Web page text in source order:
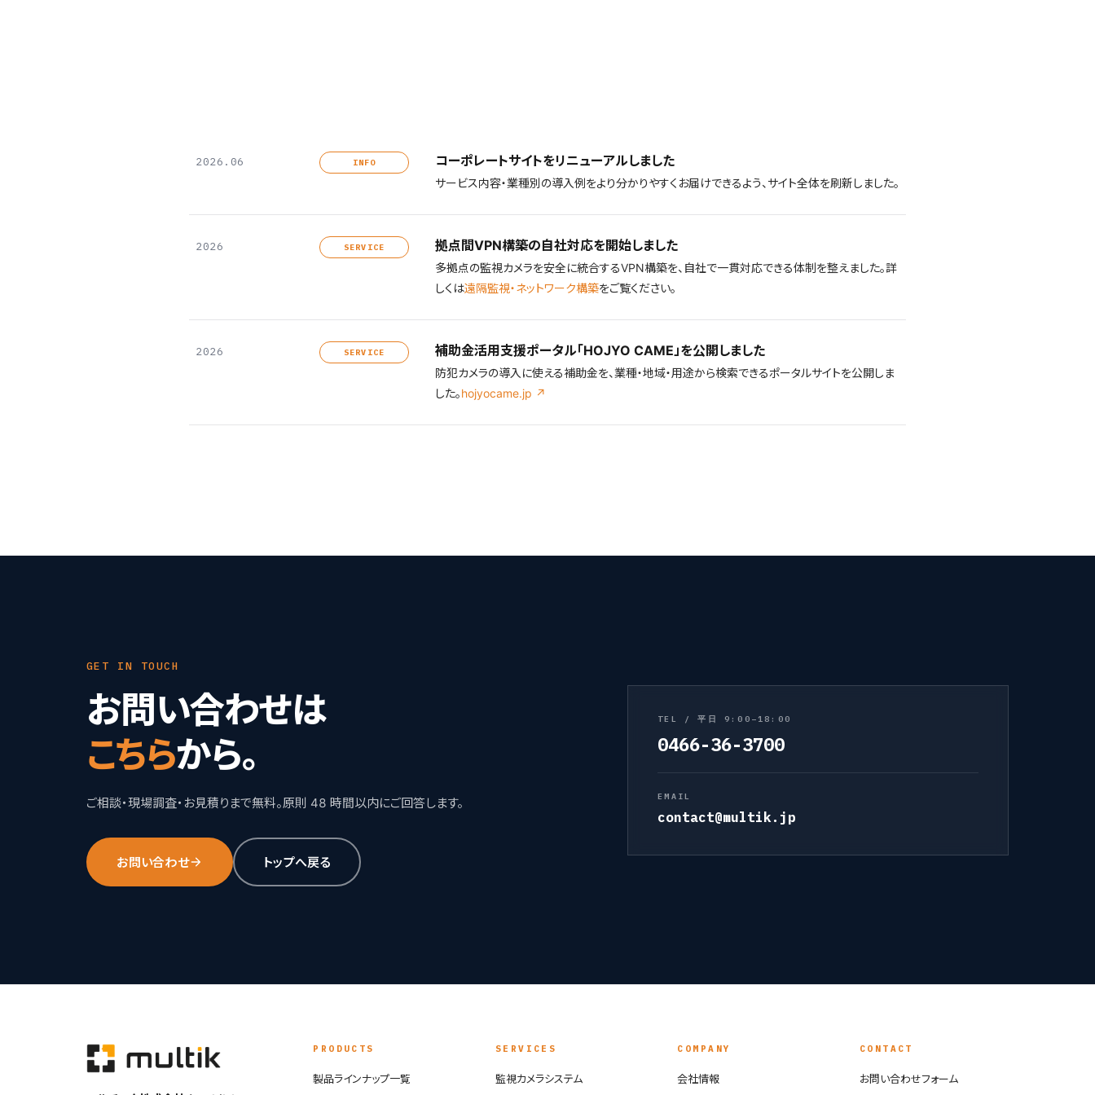
2026.06 INFO コーポレートサイトをリニューアルしました
サービス内容・業種別の導入例をより分かりやすくお届けできるよう、サイト全体を刷新しました。
2026 SERVICE 拠点間VPN構築の自社対応を開始しました
多拠点の監視カメラを安全に統合するVPN構築を、自社で一貫対応できる体制を整えました。詳
しくは遠隔監視・ネットワーク構築をご覧ください。
2026 SERVICE 補助金活用支援ポータル「HOJYO CAME」を公開しました
防犯カメラの導入に使える補助金を、業種・地域・用途から検索できるポータルサイトを公開しま
した。hojyocame.jp ↗
GET IN TOUCH
お問い合わせは
こちらから。
ご相談・現場調査・お見積りまで無料。原則 48 時間以内にご回答します。
お問い合わせ トップへ戻る
TEL / 平日 9:00–18:00
0466-36-3700
EMAIL
contact@multik.jp
PRODUCTS
製品ラインナップ一覧
SERVICES
監視カメラシステム
COMPANY
会社情報
CONTACT
お問い合わせフォーム